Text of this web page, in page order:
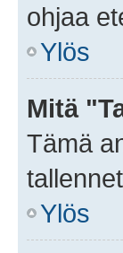
ohjaa
Ylös
Mitä
Tämä
Ylös